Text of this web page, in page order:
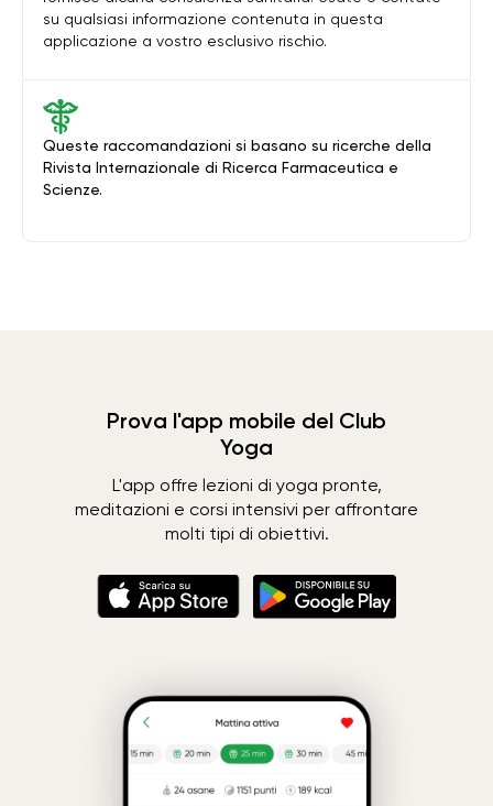
Queste raccomandazioni si basano su ricerche della
Rivista Internazionale di Ricerca Farmaceutica e
Scienze.
su qualsiasi informazione contenuta in questa
applicazione a vostro esclusivo rischio.
Prova l'app mobile del Club
Yoga
L'app offre lezioni di yoga pronte,
meditazioni e corsi intensivi per affrontare
molti tipi di obiettivi.